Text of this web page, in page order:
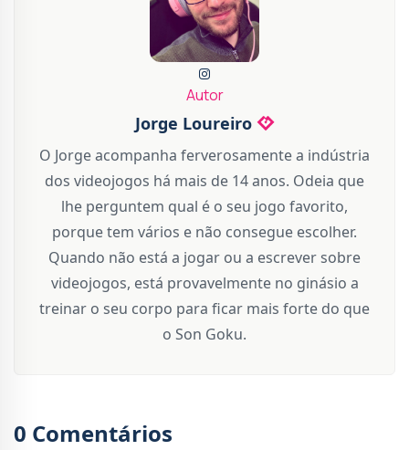
Autor
Jorge Loureiro
O Jorge acompanha ferverosamente a indústria
dos videojogos há mais de 14 anos. Odeia que
lhe perguntem qual é o seu jogo favorito,
porque tem vários e não consegue escolher.
Quando não está a jogar ou a escrever sobre
videojogos, está provavelmente no ginásio a
treinar o seu corpo para ficar mais forte do que
o Son Goku.
0 Comentários